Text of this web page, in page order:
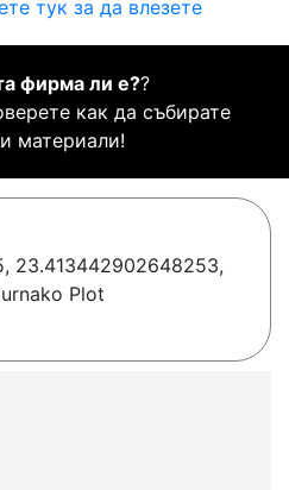
тук за да влезете
фирма ли е??
как да събирате
материали!
23.413442902648253,
Plot